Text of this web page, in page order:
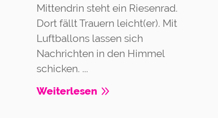
Mittendrin steht ein Riesenrad.
Dort fällt Trauern leicht(er). Mit
Luftballons lassen sich
Nachrichten in den Himmel
schicken. ...
Weiterlesen